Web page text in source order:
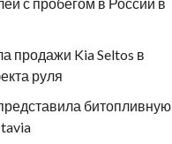
продажи Kia Seltos в
руля
битопливную